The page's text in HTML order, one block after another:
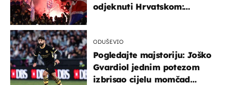
odjeknuti Hrvatskom:
ODUŠEVIO
Pogledajte majstoriju: Joško
Gvardiol jednim potezom
izbrisao cijelu momčad